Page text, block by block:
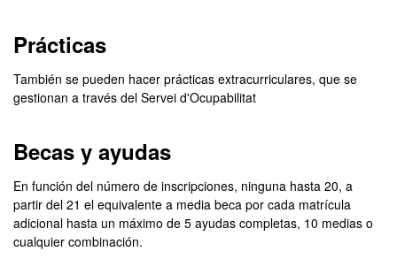
Prácticas
También se pueden hacer prácticas extracurriculares, que se
gestionan a través del Servei d'Ocupabilitat
Becas y ayudas
En función del número de inscripciones, ninguna hasta 20, a
partir del 21 el equivalente a media beca por cada matrícula
adicional hasta un máximo de 5 ayudas completas, 10 medias o
cualquier combinación.